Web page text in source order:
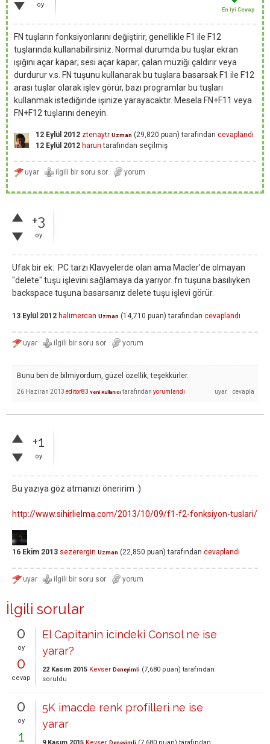
oy
En İyi Cevap
FN tuşların fonksiyonlarını değiştirir, genellikle F1 ile F12
tuşlarında kullanabilirsiniz. Normal durumda bu tuşlar ekran
ışığını açar kapar; sesi açar kapar; çalan müziği çaldırır veya
durdurur v.s. FN tuşunu kullanarak bu tuşlara basarsak F1 ile F12
arası tuşlar olarak işlev görür, bazı programlar bu tuşları
kullanmak istediğinde işinize yarayacaktır. Mesela FN+F11 veya
FN+F12 tuşlarını deneyin.
12 Eylül 2012 ztenaytr Uzman (29,820 puan) tarafından cevaplandı
12 Eylül 2012 harun tarafından seçilmiş
+3
oy
Ufak bir ek: PC tarzı Klavyelerde olan ama Macler'de olmayan
"delete" tuşu işlevini sağlamaya da yarıyor. fn tuşuna basılıyken
backspace tuşuna basarsanız delete tuşu işlevi görür.
13 Eylül 2012 halimercan Uzman (14,710 puan) tarafından cevaplandı
Bunu ben de bilmiyordum, güzel özellik, teşekkürler.
26 Haziran 2013 editor83 Yeni Kullanıcı tarafından yorumlandı
+1
oy
Bu yazıya göz atmanızı öneririm :)
http://www.sihirlielma.com/2013/10/09/f1-f2-fonksiyon-tuslari/
16 Ekim 2013 sezerergin Uzman (22,850 puan) tarafından cevaplandı
İlgili sorular
0
oy
0
cevap
El Capitanin icindeki Consol ne ise
yarar?
22 Kasım 2015 Kevser Deneyimli (7,680 puan) tarafından
soruldu
0
oy
1
5K imacde renk profilleri ne ise
yarar
Deneyimli